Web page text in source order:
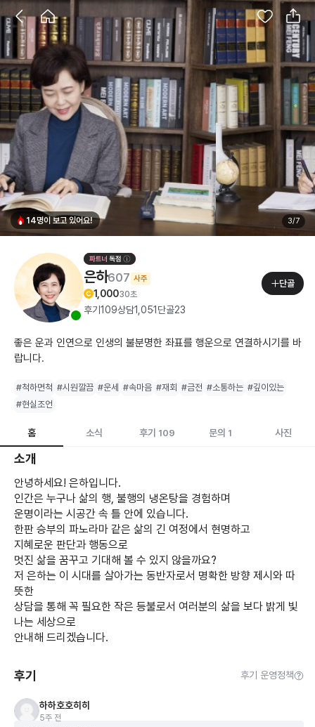
14명이 보고 있어요! 3/7
은하607 사주
1,00030초
후기 109상담1,051 단골23
단골
좋은 운과 인연으로 인생의 불분명한 좌표를 행운으로 연결하시기를 바
랍니다.
#척하면척 #시원깔끔 #운세 #속마음 #재회 #금전 #소통하는 #깊이있는
#현실조언
홈 소식 후기 109 문의 1 사진
소개
안녕하세요! 은하입니다.
인간은 누구나 삶의 행, 불행의 냉온탕을 경험하며
운명이라는 시공간 속 틀 안에 있습니다.
한판 승부의 파노라마 같은 삶의 긴 여정에서 현명하고
지혜로운 판단과 행동으로
멋진 삶을 꿈꾸고 기대해 볼 수 있지 않을까요?
저 은하는 이 시대를 살아가는 동반자로서 명확한 방향 제시와 따
뜻한
상담을 통해 꼭 필요한 작은 등불로서 여러분의 삶을 보다 밝게 빛
나는 세상으로
안내해 드리겠습니다.
후기 후기 운영정책
하하호호히히
5주 전